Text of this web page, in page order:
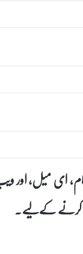
ای میل، اور
کرنے کےلیے۔